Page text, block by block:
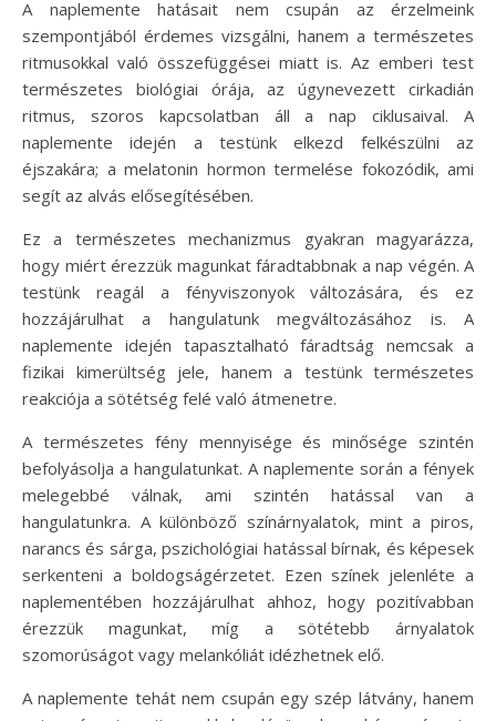
A naplemente hatásait nem csupán az érzelmeink
szempontjából érdemes vizsgálni, hanem a természetes
ritmusokkal való összefüggései miatt is. Az emberi test
természetes biológiai órája, az úgynevezett cirkadián
ritmus, szoros kapcsolatban áll a nap ciklusaival. A
naplemente idején a testünk elkezd felkészülni az
éjszakára; a melatonin hormon termelése fokozódik, ami
segít az alvás elősegítésében.
Ez a természetes mechanizmus gyakran magyarázza,
hogy miért érezzük magunkat fáradtabbnak a nap végén. A
testünk reagál a fényviszonyok változására, és ez
hozzájárulhat a hangulatunk megváltozásához is. A
naplemente idején tapasztalható fáradtság nemcsak a
fizikai kimerültség jele, hanem a testünk természetes
reakciója a sötétség felé való átmenetre.
A természetes fény mennyisége és minősége szintén
befolyásolja a hangulatunkat. A naplemente során a fények
melegebbé válnak, ami szintén hatással van a
hangulatunkra. A különböző színárnyalatok, mint a piros,
narancs és sárga, pszichológiai hatással bírnak, és képesek
serkenteni a boldogságérzetet. Ezen színek jelenléte a
naplementében hozzájárulhat ahhoz, hogy pozitívabban
érezzük magunkat, míg a sötétebb árnyalatok
szomorúságot vagy melankóliát idézhetnek elő.
A naplemente tehát nem csupán egy szép látvány, hanem